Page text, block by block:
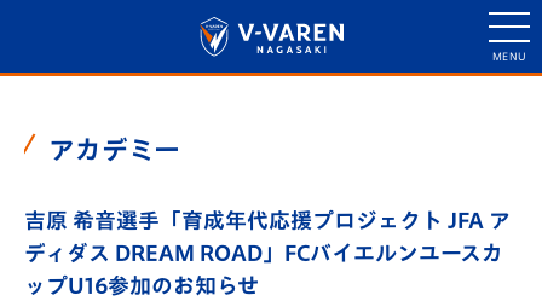
アカデミー
吉原 希音選手「育成年代応援プロジェクト JFA ア
ディダス DREAM ROAD」FCバイエルンユースカ
ップU16参加のお知らせ